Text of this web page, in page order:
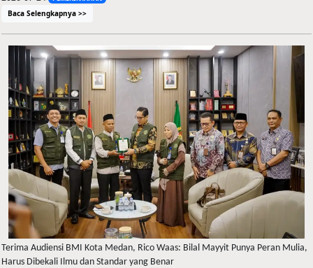
Baca Selengkapnya >>
Terima Audiensi BMI Kota Medan, Rico Waas: Bilal Mayyit Punya Peran Mulia,
Harus Dibekali Ilmu dan Standar yang Benar